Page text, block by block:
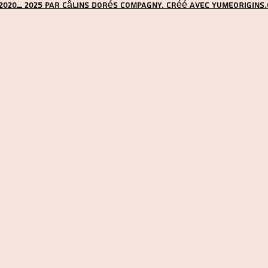
2025 par Câlins Dorés Compagny. Créé avec